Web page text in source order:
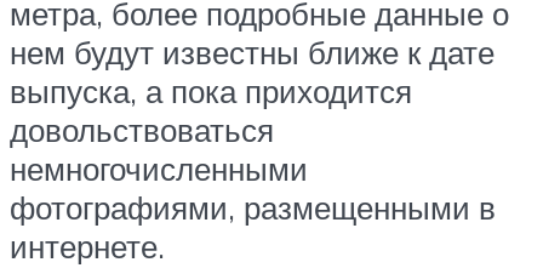
метра, более подробные данные о
нем будут известны ближе к дате
выпуска, а пока приходится
довольствоваться
немногочисленными
фотографиями, размещенными в
интернете.